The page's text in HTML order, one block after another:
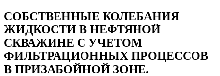
СОБСТВЕННЫЕ КОЛЕБАНИЯ
ЖИДКОСТИ В НЕФТЯНОЙ
СКВАЖИНЕ С УЧЕТОМ
ФИЛЬТРАЦИОННЫХ ПРОЦЕССОВ
В ПРИЗАБОЙНОЙ ЗОНЕ.